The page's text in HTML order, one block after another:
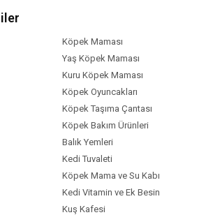
Kül 0,27
kg
Köpek Maması
Yaş Köpek Maması
Kuru Köpek Maması
Köpek Oyuncakları
Köpek Taşıma Çantası
Köpek Bakım Ürünleri
Balık Yemleri
Kedi Tuvaleti
Köpek Mama ve Su Kabı
Kedi Vitamin ve Ek Besin
Kuş Kafesi